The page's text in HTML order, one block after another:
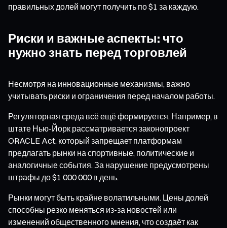
правильных долей могут получить по $1 за каждую.
Риски и важные аспекты: что
нужно знать перед торговлей
Несмотря на инновационные механизмы, важно
учитывать риски и ограничения перед началом работы.
Регуляторная среда всё ещё формируется. Например, в
штате Нью-Йорк рассматривается законопроект
ORACLE Act, который запрещает платформам
предлагать рынки на спортивные, политические и
аналогичные события. За нарушение предусмотрены
штрафы до $1 000 000 в день.
Рынки могут быть крайне волатильными. Цены долей
способны резко меняться из-за новостей или
изменений общественного мнения, что создаёт как